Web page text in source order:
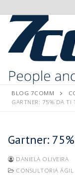
BLOG 7COMM
GARTNER: 75% DA TI
Gartner:
DANIELA OLIVEIRA
CONSULTORIA ÁGIL